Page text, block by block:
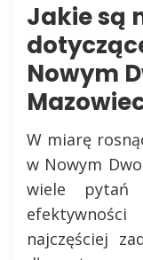
Jakie są
Nowym
W miarę
w Nowym
wiele pytań
najczęściej